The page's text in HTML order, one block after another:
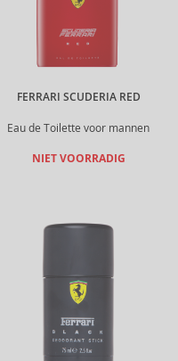
FERRARI SCUDERIA RED
Eau de Toilette voor mannen
NIET VOORRADIG